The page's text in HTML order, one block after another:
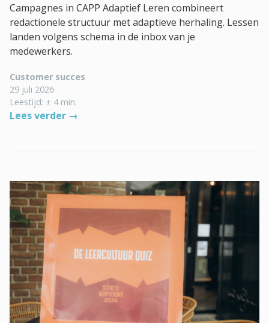
Campagnes in CAPP Adaptief Leren combineert
redactionele structuur met adaptieve herhaling. Lessen
landen volgens schema in de inbox van je
medewerkers.
Customer succes
29 juli 2026
Leestijd: ± 4 min.
Lees verder →